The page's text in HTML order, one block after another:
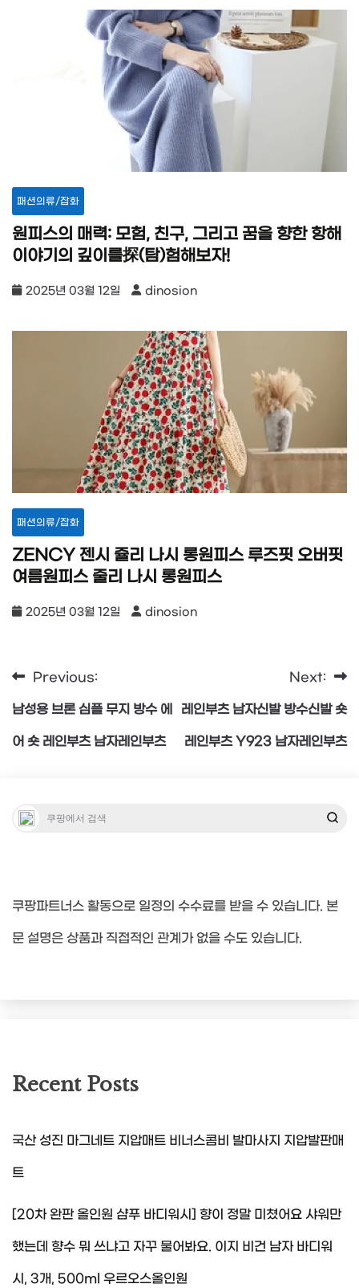
패션의류/잡화
원피스의 매력: 모험, 친구, 그리고 꿈을 향한 항해
이야기의 깊이를探(탐)험해보자!
2025년 03월 12일 dinosion
패션의류/잡화
ZENCY 젠시 쥴리 나시 롱원피스 루즈핏 오버핏
여름원피스 줄리 나시 롱원피스
2025년 03월 12일 dinosion
글
탐
Previous:
남성용 브론 심플 무지 방수 에
어 숏 레인부츠 남자레인부츠
Next:
레인부츠 남자신발 방수신발 숏
레인부츠 Y923 남자레인부츠
쿠팡파트너스 활동으로 일정의 수수료를 받을 수 있습니다. 본
문 설명은 상품과 직접적인 관계가 없을 수도 있습니다.
Recent Posts
국산 성진 마그네트 지압매트 비너스콤비 발마사지 지압발판매
트
[20차 완판 올인원 샴푸 바디워시] 향이 정말 미쳤어요 샤워만
했는데 향수 뭐 쓰냐고 자꾸 물어봐요. 이지 비건 남자 바디워
시, 3개, 500ml 우르오스올인원